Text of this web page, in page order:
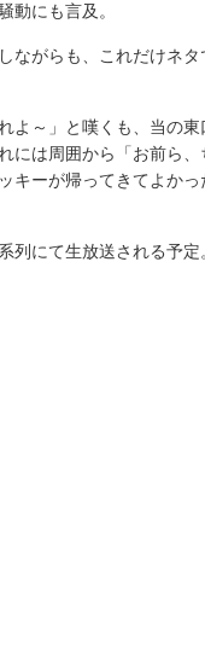
動にも言及。
がらも、これだけネ
～」と嘆くも、当の東
には周囲から「お前ら
キーが帰ってきてよか
にて生放送される予定